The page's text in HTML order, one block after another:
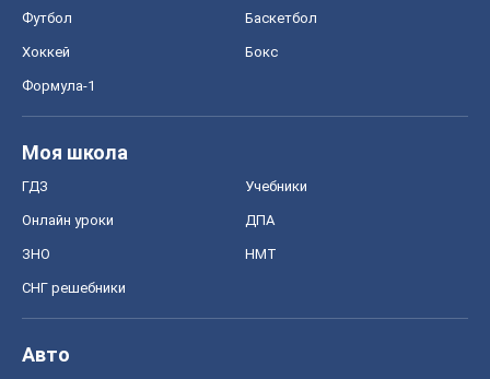
Футбол Баскетбол
Хоккей Бокс
Формула-1
Моя школа
ГДЗ Учебники
Онлайн уроки ДПА
ЗНО НМТ
СНГ решебники
Авто